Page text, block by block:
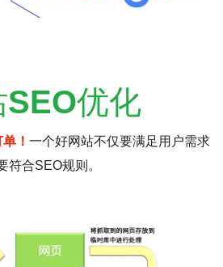
SEO优化
！ 一个好网站不仅要满足用户需求
符合SEO规则。